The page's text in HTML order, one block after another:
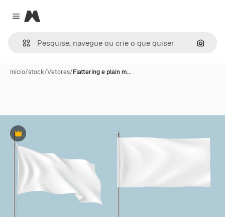
Close menu
Magnific
Início/stock/Vetores/Flattering e plain m…
Premium